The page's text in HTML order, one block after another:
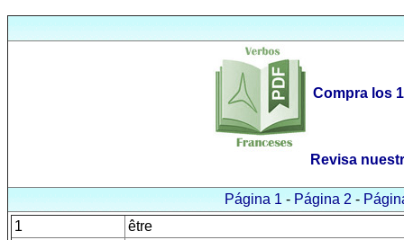
Compra los
Revisa
Página 1 - Página 2 -
1
être